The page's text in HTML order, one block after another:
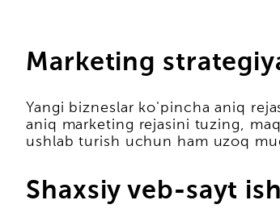
Marketing
Yangi bizneslar ko'pincha aniq
aniq marketing rejasini tuzing,
ushlab turish uchun ham uzoq
Shaxsiy veb-sayt